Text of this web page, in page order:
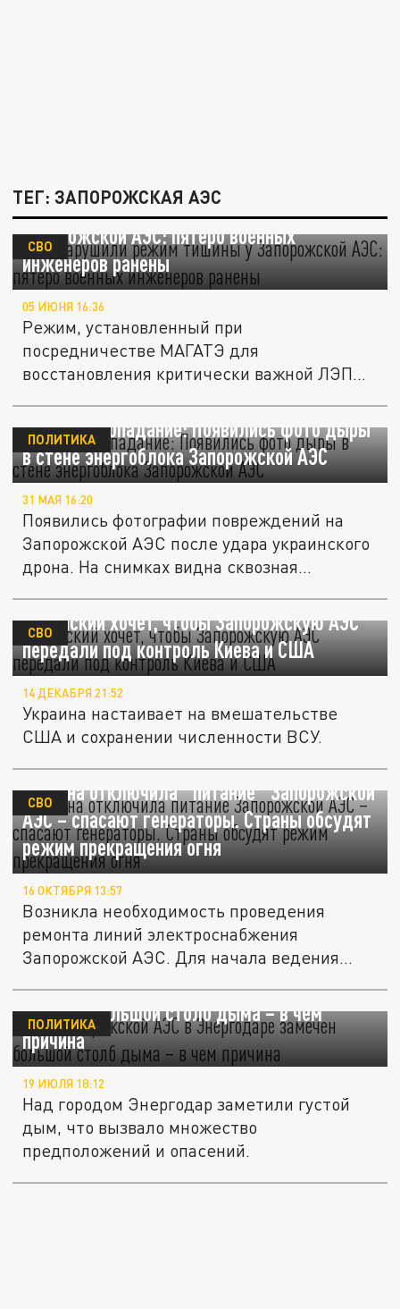
ТЕГ: ЗАПОРОЖСКАЯ АЭС
ВСУ нарушили режим тишины у
Запорожской АЭС: пятеро военных
инженеров ранены
СВО
05 ИЮНЯ 16:36
Режим, установленный при
посредничестве МАГАТЭ для
восстановления критически важной ЛЭП
Сквозное попадание: Появились фото дыры
в стене энергоблока Запорожской АЭС
ПОЛИТИКА
31 МАЯ 16:20
Появились фотографии повреждений на
Запорожской АЭС после удара украинского
дрона. На снимках видна сквозная...
Зеленский хочет, чтобы Запорожскую АЭС
передали под контроль Киева и США
СВО
14 ДЕКАБРЯ 21:52
Украина настаивает на вмешательстве
США и сохранении численности ВСУ.
Украина отключила "питание" Запорожской
АЭС – спасают генераторы. Страны обсудят
режим прекращения огня
СВО
16 ОКТЯБРЯ 13:57
Возникла необходимость проведения
ремонта линий электроснабжения
Запорожской АЭС. Для начала ведения
Над Запорожской АЭС в Энергодаре
замечен большой столб дыма – в чем
причина
ПОЛИТИКА
19 ИЮЛЯ 18:12
Над городом Энергодар заметили густой
дым, что вызвало множество
предположений и опасений.